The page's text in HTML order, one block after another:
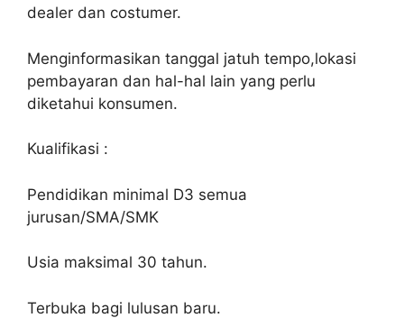
dealer dan costumer.
Menginformasikan tanggal jatuh tempo,lokasi
pembayaran dan hal-hal lain yang perlu
diketahui konsumen.
Kualifikasi :
Pendidikan minimal D3 semua
jurusan/SMA/SMK
Usia maksimal 30 tahun.
Terbuka bagi lulusan baru.